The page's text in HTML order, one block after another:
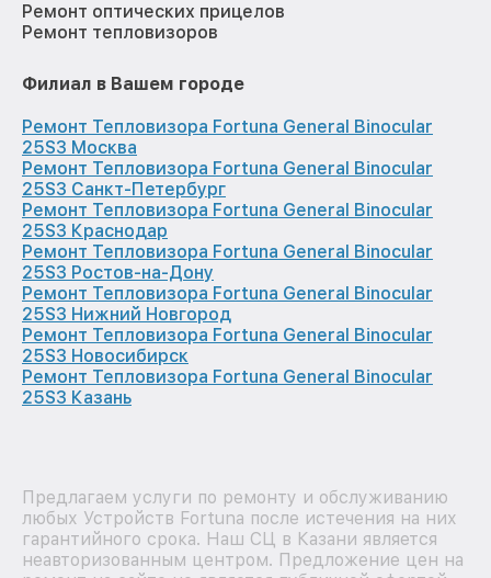
Ремонт оптических прицелов
Ремонт тепловизоров
Филиал в Вашем городе
Ремонт Тепловизора Fortuna General Binocular
25S3 Москва
Ремонт Тепловизора Fortuna General Binocular
25S3 Санкт-Петербург
Ремонт Тепловизора Fortuna General Binocular
25S3 Краснодар
Ремонт Тепловизора Fortuna General Binocular
25S3 Ростов-на-Дону
Ремонт Тепловизора Fortuna General Binocular
25S3 Нижний Новгород
Ремонт Тепловизора Fortuna General Binocular
25S3 Новосибирск
Ремонт Тепловизора Fortuna General Binocular
25S3 Казань
Предлагаем услуги по ремонту и обслуживанию
любых Устройств Fortuna после истечения на них
гарантийного срока. Наш СЦ в Казани является
неавторизованным центром. Предложение цен на